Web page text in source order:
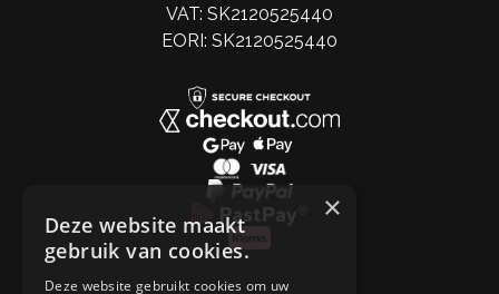
VAT: SK2120525440
EORI: SK2120525440
×
Deze website maakt
gebruik van cookies.
Deze website gebruikt cookies om uw